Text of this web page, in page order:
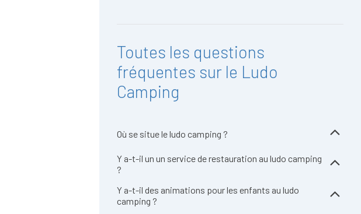
Toutes les questions
fréquentes sur le Ludo
Camping
Où se situe le ludo camping ?
Y a-t-il un un service de restauration au ludo camping
?
Y a-t-il des animations pour les enfants au ludo
camping ?